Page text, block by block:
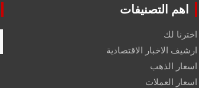
اهم التصنيفات
اخترنا لك
ارشيف الاخبار الاقتصادية
اسعار الذهب
اسعار العملات